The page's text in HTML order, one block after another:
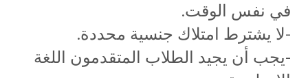
في نفس الوقت.
-لا يشترط امتلاك جنسية محددة.
-يجب أن يجيد الطلاب المتقدمون اللغة